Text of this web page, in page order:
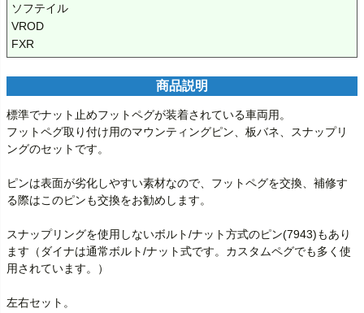
ソフテイル
VROD
FXR
商品説明
標準でナット止めフットペグが装着されている車両用。
フットペグ取り付け用のマウンティングピン、板バネ、スナップリ
ングのセットです。
ピンは表面が劣化しやすい素材なので、フットペグを交換、補修す
る際はこのピンも交換をお勧めします。
スナップリングを使用しないボルト/ナット方式のピン(7943)もあり
ます（ダイナは通常ボルト/ナット式です。カスタムペグでも多く使
用されています。）
左右セット。